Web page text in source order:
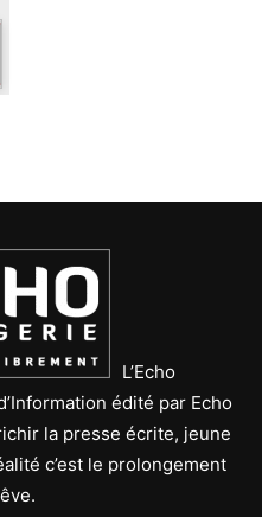
L’Echo
édité par Echo
la presse écrite, jeune
c’est le prolongement